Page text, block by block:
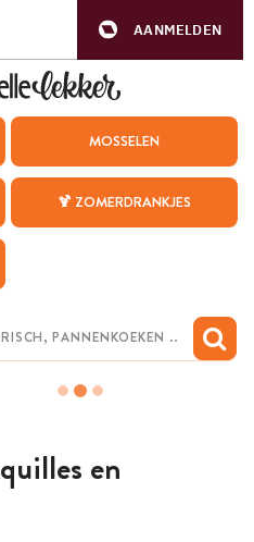
AANMELDEN
MOSSELEN
🍹 ZOMERDRANKJES
en